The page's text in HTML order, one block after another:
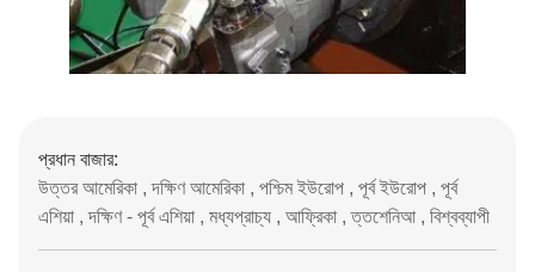
প্রধান বাজার:
উত্তর আমেরিকা , দক্ষিণ আমেরিকা , পশ্চিম ইউরোপ , পূর্ব ইউরোপ , পূর্ব
এশিয়া , দক্ষিণ - পূর্ব এশিয়া , মধ্যপ্রাচ্য , আফ্রিকা , ত্তশেনিআ , বিশ্বব্যাপী